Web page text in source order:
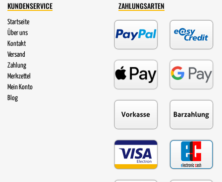
KUNDENSERVICE
Startseite
Über uns
Kontakt
Versand
Zahlung
Merkzettel
Mein Konto
Blog
ZAHLUNGSARTEN